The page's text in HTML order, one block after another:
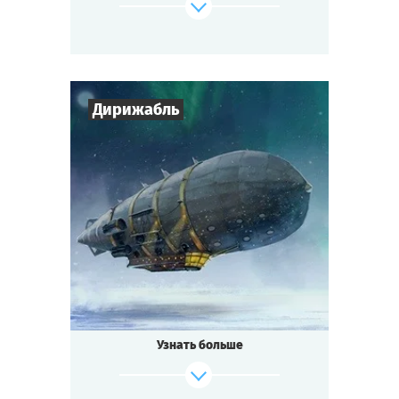
Cыграть
Дирижабль
7-10
Время игры ч.
Тематика Стимпанк
Тип квеста Мини-квестория
Узнать больше